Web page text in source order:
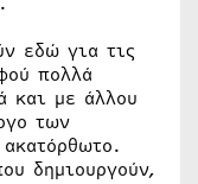
εδώ για τις
πολλά
και με άλλου
των
δημιουργούν,